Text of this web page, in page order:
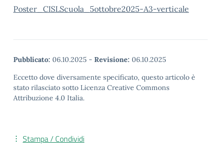
Poster_CISLScuola_5ottobre2025-A3-verticale
Pubblicato: 06.10.2025 - Revisione: 06.10.2025
Eccetto dove diversamente specificato, questo articolo è
stato rilasciato sotto Licenza Creative Commons
Attribuzione 4.0 Italia.
Stampa / Condividi